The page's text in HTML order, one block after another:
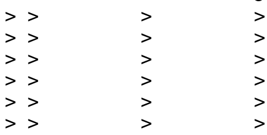
>
>
>
>
>
> >         >         > >